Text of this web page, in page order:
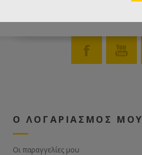
Ο ΛΟΓΑΡΙΑΣΜΟΣ ΜΟΥ
Οι παραγγελίες μου